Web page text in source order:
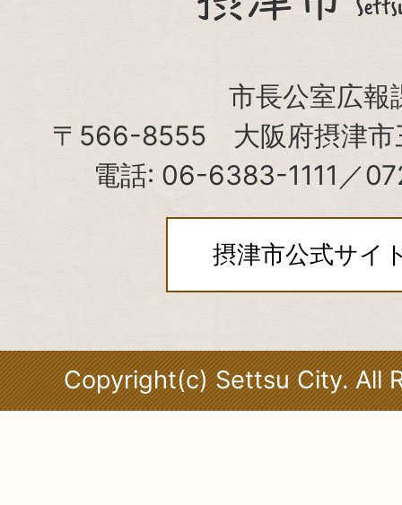
City
市長公室広報
〒566-8555 大阪府摂津市
電話: 06-6383-1111／
摂津市公式サイ
Copyright(c) Settsu City. All